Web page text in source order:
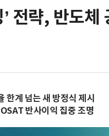
전략, 반도체
계 넘는 새 방정식 제시
반사이익 집중 조명